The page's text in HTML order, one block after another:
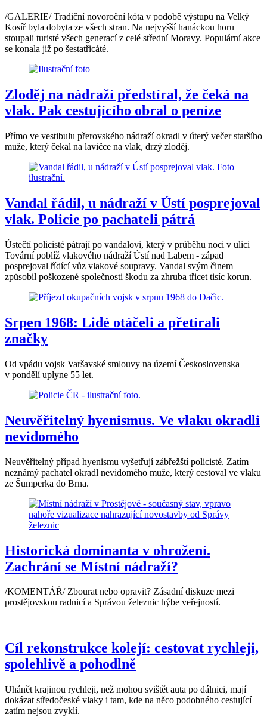
/GALERIE/ Tradiční novoroční kóta v podobě výstupu na Velký
Kosíř byla dobyta ze všech stran. Na nejvyšší hanáckou horu
stoupali turisté všech generací z celé střední Moravy. Populární akce
se konala již po šestatřicáté.
Zloděj na nádraží předstíral, že čeká na
vlak. Pak cestujícího obral o peníze
Přímo ve vestibulu přerovského nádraží okradl v úterý večer staršího
muže, který čekal na lavičce na vlak, drzý zloděj.
Vandal řádil, u nádraží v Ústí posprejoval
vlak. Policie po pachateli pátrá
Ústečtí policisté pátrají po vandalovi, který v průběhu noci v ulici
Tovární poblíž vlakového nádraží Ústí nad Labem - západ
posprejoval řídící vůz vlakové soupravy. Vandal svým činem
způsobil poškozené společnosti škodu za zhruba třicet tisíc korun.
Srpen 1968: Lidé otáčeli a přetírali
značky
Od vpádu vojsk Varšavské smlouvy na území Československa
v pondělí uplyne 55 let.
Neuvěřitelný hyenismus. Ve vlaku okradli
nevidomého
Neuvěřitelný případ hyenismu vyšetřují zábřežští policisté. Zatím
neznámý pachatel okradl nevidomého muže, který cestoval ve vlaku
ze Šumperka do Brna.
Historická dominanta v ohrožení.
Zachrání se Místní nádraží?
/KOMENTÁŘ/ Zbourat nebo opravit? Zásadní diskuze mezi
prostějovskou radnicí a Správou železnic hýbe veřejností.
Cíl rekonstrukce kolejí: cestovat rychleji,
spolehlivě a pohodlně
Uhánět krajinou rychleji, než mohou svištět auta po dálnici, mají
dokázat středočeské vlaky i tam, kde na něco podobného cestující
zatím nejsou zvyklí.